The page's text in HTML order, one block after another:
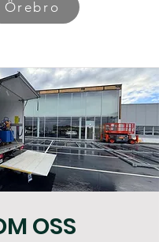
Örebro
OSS